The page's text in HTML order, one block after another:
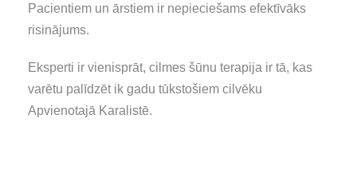
Pacientiem un ārstiem ir nepieciešams efektīvāks
risinājums.
Eksperti ir vienisprāt, cilmes šūnu terapija ir tā, kas
varētu palīdzēt ik gadu tūkstošiem cilvēku
Apvienotajā Karalistē.